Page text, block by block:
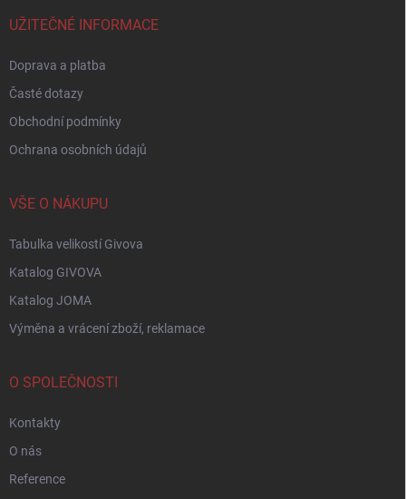
UŽITEČNÉ INFORMACE
Doprava a platba
Časté dotazy
Obchodní podmínky
Ochrana osobních údajů
VŠE O NÁKUPU
Tabulka velikostí Givova
Katalog GIVOVA
Katalog JOMA
Výměna a vrácení zboží, reklamace
O SPOLEČNOSTI
Kontakty
O nás
Reference